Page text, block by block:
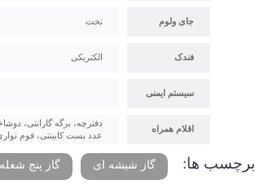
جای ولوم تخت
فندک الکتریکی
سیستم ایمنی
اقلام همراه
عدد بست کابینتی، فوم
برچسب ها: گاز شیشه ای گاز پنج شعله